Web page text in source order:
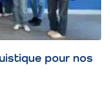
pour nos